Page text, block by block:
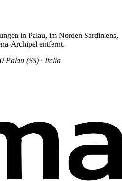
in Palau, im Norden Sardiniens,
Archipel entfernt.
Palau (SS) · Italia